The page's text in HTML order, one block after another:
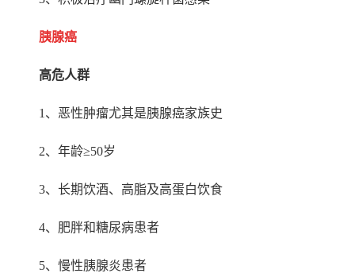
胰腺癌
高危人群
1 、恶性肿瘤尤其是胰腺癌家族史
2、年龄≥50岁
3、长期饮酒、高脂及高蛋白饮食
4、肥胖和糖尿病患者
5、慢性胰腺炎患者